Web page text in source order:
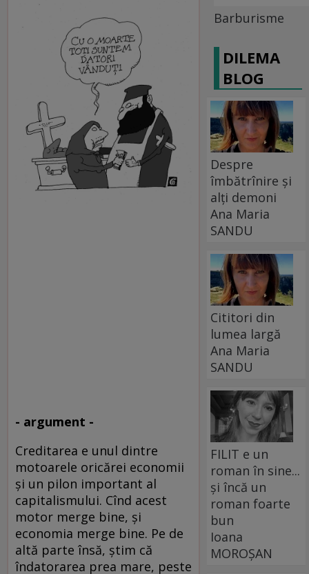
- argument -
Creditarea e unul dintre
motoarele oricărei economii
şi un pilon important al
capitalismului. Cînd acest
motor merge bine, şi
economia merge bine. Pe de
altă parte însă, ştim că
îndatorarea prea mare, peste
Barburisme
DILEMA
BLOG
Despre
îmbătrînire și
alți demoni
Ana Maria
SANDU
Cititori din
lumea largă
Ana Maria
SANDU
FILIT e un
roman în sine...
și încă un
roman foarte
bun
Ioana
MOROȘAN